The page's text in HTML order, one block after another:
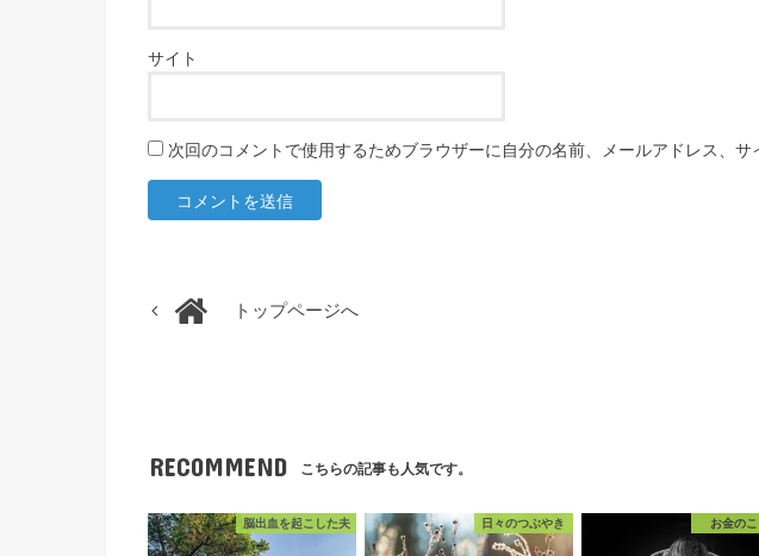
サイト
次回のコメントで使用するためブラウザーに自分の名前、メールアドレス、サ
トップページへ
RECOMMEND こちらの記事も人気です。
脳出血を起こした夫 日々のつぶやき お金のこ